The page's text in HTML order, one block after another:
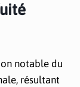
notable du
résultant